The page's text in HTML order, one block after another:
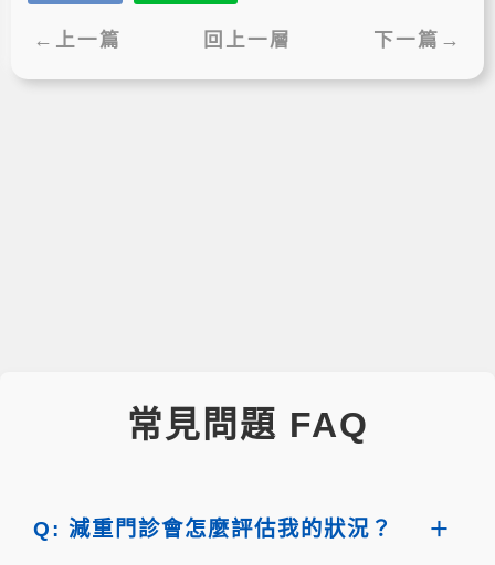
←上一篇 回上一層 下一篇→
常見問題 FAQ
Q: 減重門診會怎麼評估我的狀況？